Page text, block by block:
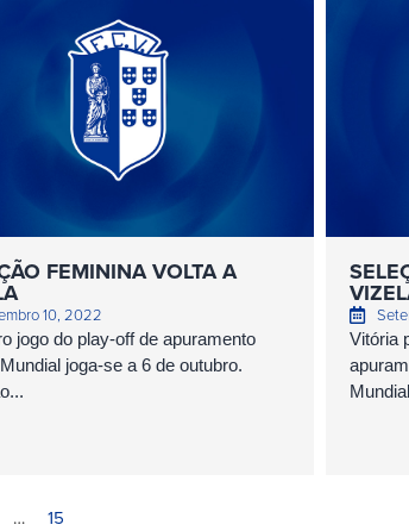
FEMININA VOLTA A
10, 2022
jogo do play-off de apuramento
joga-se a 6 de outubro.
Vitória
… 15